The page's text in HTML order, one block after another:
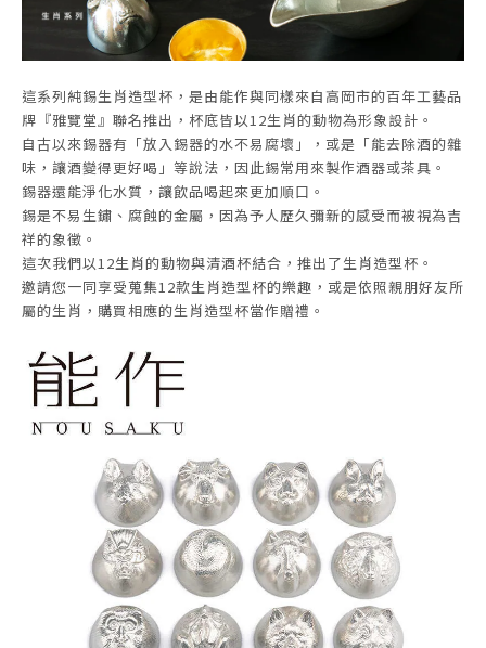
這系列純錫生肖造型杯，是由能作與同樣來自高岡市的百年工藝品
牌『雅覽堂』聯名推出，杯底皆以12生肖的動物為形象設計。
自古以來錫器有「放入錫器的水不易腐壞」，或是「能去除酒的雜
味，讓酒變得更好喝」等說法，因此錫常用來製作酒器或茶具。
錫器還能淨化水質，讓飲品喝起來更加順口。
錫是不易生鏽、腐蝕的金屬，因為予人歷久彌新的感受而被視為吉
祥的象徵。
這次我們以12生肖的動物與清酒杯結合，推出了生肖造型杯。
邀請您一同享受蒐集12款生肖造型杯的樂趣，或是依照親朋好友所
屬的生肖，購買相應的生肖造型杯當作贈禮。